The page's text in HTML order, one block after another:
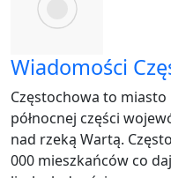
Wiadomości
Częstochowa to
północnej części
nad rzeką Wartą.
000 mieszkańców co